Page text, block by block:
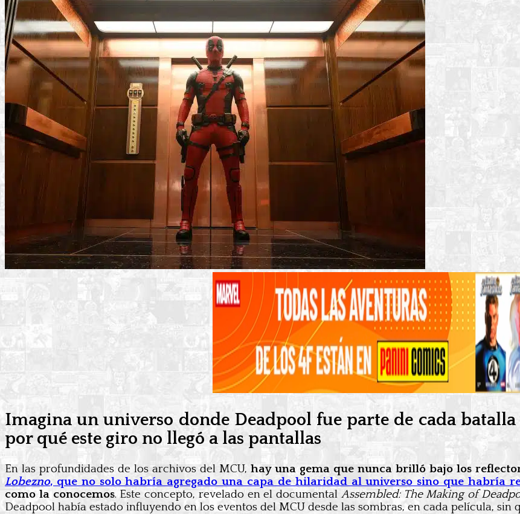
Imagina un universo donde Deadpool fue parte de cada
por qué este giro no llegó a las pantallas
En las profundidades de los archivos del MCU, hay una gema que nunca brilló bajo los
Lobezno, que no solo habría agregado una capa de hilaridad al universo sino que habría
como la conocemos. Este concepto, revelado en el documentalAssembled: The Making of
Deadpool había estado influyendo en los eventos del MCU desde las sombras, en cada película, sin